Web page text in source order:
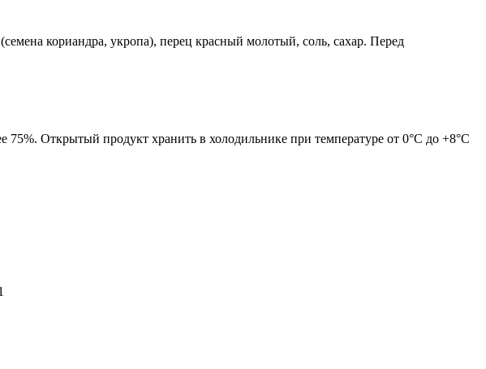
кориандра, укропа), перец красный молотый, соль, сахар. Перед
75%. Открытый продукт хранить в холодильнике при температуре от 0°С до +8°С